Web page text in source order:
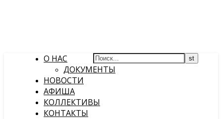
О НАС
ДОКУМЕНТЫ
НОВОСТИ
АФИША
КОЛЛЕКТИВЫ
КОНТАКТЫ